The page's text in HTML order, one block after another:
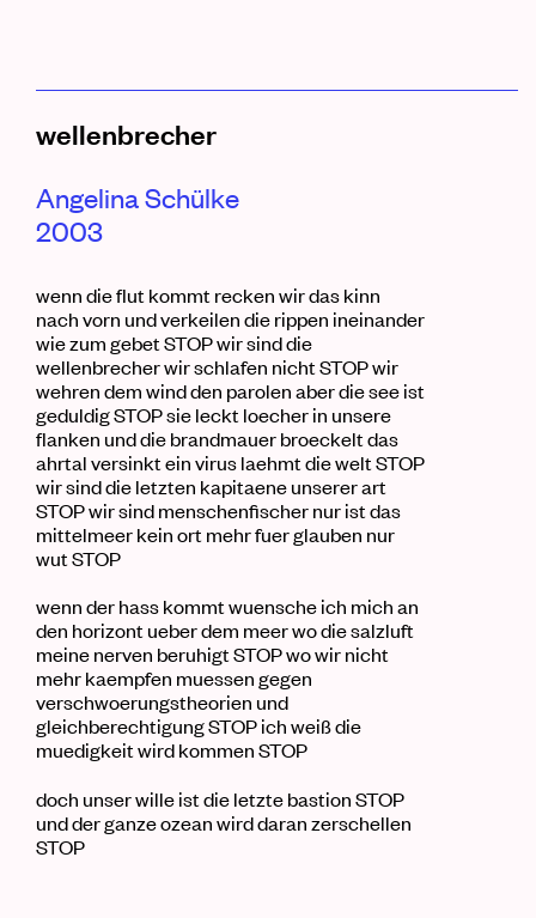
wellenbrecher
Angelina Schülke
2003
wenn die flut kommt recken wir das kinn
nach vorn und verkeilen die rippen ineinander
wie zum gebet STOP wir sind die
wellenbrecher wir schlafen nicht STOP wir
wehren dem wind den parolen aber die see ist
geduldig STOP sie leckt loecher in unsere
flanken und die brandmauer broeckelt das
ahrtal versinkt ein virus laehmt die welt STOP
wir sind die letzten kapitaene unserer art
STOP wir sind menschenfischer nur ist das
mittelmeer kein ort mehr fuer glauben nur
wut STOP
wenn der hass kommt wuensche ich mich an
den horizont ueber dem meer wo die salzluft
meine nerven beruhigt STOP wo wir nicht
mehr kaempfen muessen gegen
verschwoerungstheorien und
gleichberechtigung STOP ich weiß die
muedigkeit wird kommen STOP
doch unserwille ist die letzte bastion STOP
und der ganzeozean wird daran zerschellen
STOP